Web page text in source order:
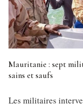
Mauritanie : sept
sains et saufs
Les militaires